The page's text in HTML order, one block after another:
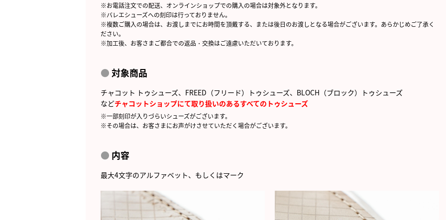
※お電話注文での配送、オンラインショップでの購入の場合は対象外となります。
※バレエシューズへの刻印は行っておりません。
※複数ご購入の場合は、お渡しまでにお時間を頂戴する、または後日のお渡しとなる場合がございます。あらかじめご了承く
ださい。
※加工後、お客さまご都合での返品・交換はご遠慮いただいております。
対象商品
チャコット トゥシューズ、FREED（フリード）トゥシューズ、BLOCH（ブロック）トゥシューズ
などチャコットショップにて取り扱いのあるすべてのトゥシューズ
※一部刻印が入りづらいシューズがございます。
※その場合は、お客さまにお声がけさせていただく場合がございます。
内容
最大4文字のアルファベット、もしくはマーク